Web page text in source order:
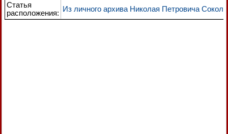
Статья
расположения: Из личного архива Николая Петровича